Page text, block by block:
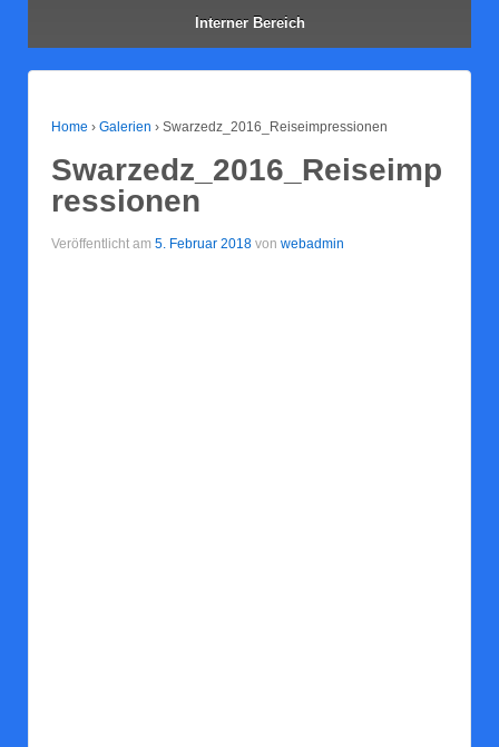
Inter­ner Bereich
Home › Galerien › Swarzedz_2016_Reiseimpressionen
Swarzedz_2016_Reiseimp
ressionen
Veröffentlicht am 5. Februar 2018 von webadmin